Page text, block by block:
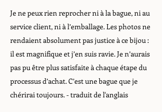
Je ne peux rien reprocher ni à la bague, ni au
service client, ni à l’emballage. Les photos ne
rendaient absolument pas justice à ce bijou :
il est magnifique et j’en suis ravie. Je n’aurais
pas pu être plus satisfaite à chaque étape du
processus d’achat. C’est une bague que je
chérirai toujours.- traduit de l'anglais